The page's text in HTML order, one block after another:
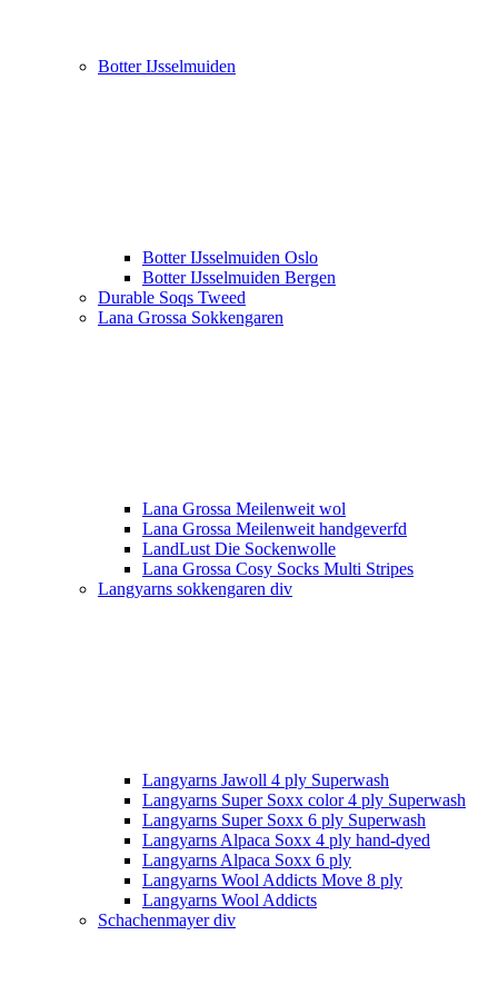
Botter IJsselmuiden
Botter IJsselmuiden Oslo
Botter IJsselmuiden Bergen
Durable Soqs Tweed
Lana Grossa Sokkengaren
Lana Grossa Meilenweit wol
Lana Grossa Meilenweit handgeverfd
LandLust Die Sockenwolle
Lana Grossa Cosy Socks Multi Stripes
Langyarns sokkengaren div
Langyarns Jawoll 4 ply Superwash
Langyarns Super Soxx color 4 ply Superwash
Langyarns Super Soxx 6 ply Superwash
Langyarns Alpaca Soxx 4 ply hand-dyed
Langyarns Alpaca Soxx 6 ply
Langyarns Wool Addicts Move 8 ply
Langyarns Wool Addicts
Schachenmayer div